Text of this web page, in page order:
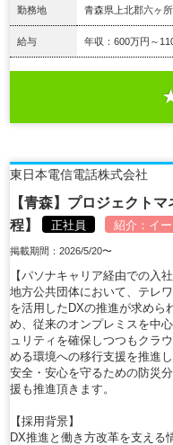
勤務地 青森県上北郡六ヶ
給与 年収：600万円～
東日本電信電話株式会社
【青森】プロジェクト
程】
正社員 紹介： イ
掲載期間：2026/5/20〜
【パソナキャリア経由での入社
地方公共団体において、テレ
を活用したDXの推進が求めら
め、従来のオンプレミスを中
ュリティを確保しつつもクラ
める環境への移行支援を推進
安全・安心を守るための防災
援も推進頂きます。
【採用背景】
DX推進と働き方改革を支える